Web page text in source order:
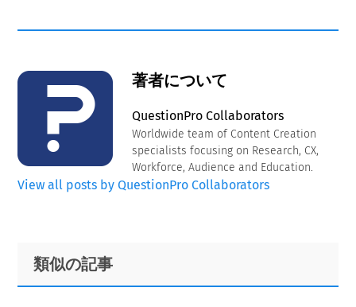
著者について
QuestionPro Collaborators
Worldwide team of Content Creation
specialists focusing on Research, CX,
Workforce, Audience and Education.
View all posts by QuestionPro Collaborators
Primary
Sidebar
Footer
類似の記事